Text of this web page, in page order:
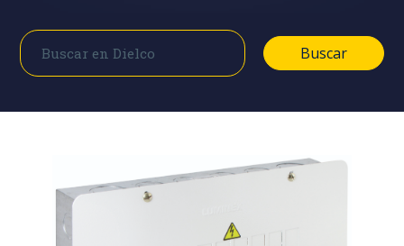
Buscar
Buscar